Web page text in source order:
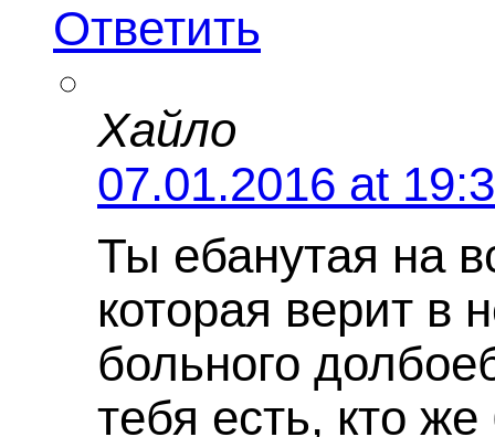
Ответить
Хайло
07.01.2016 at
Ты ебанутая на
которая верит в
больного
тебя есть, кто